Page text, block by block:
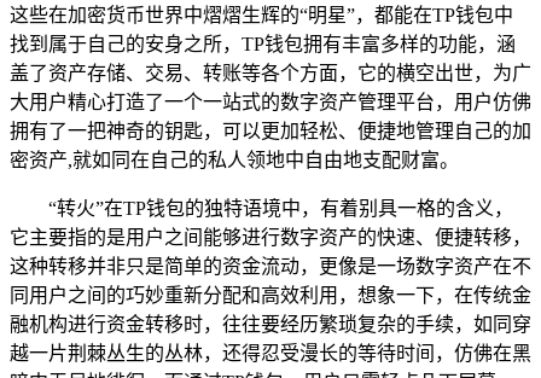
这些在加密货币世界中熠熠生辉的“明星”，都能在TP钱包中
找到属于自己的安身之所，TP钱包拥有丰富多样的功能，涵
盖了资产存储、交易、转账等各个方面，它的横空出世，为广
大用户精心打造了一个一站式的数字资产管理平台，用户仿佛
拥有了一把神奇的钥匙，可以更加轻松、便捷地管理自己的加
密资产,就如同在自己的私人领地中自由地支配财富。
“转火”在TP钱包的独特语境中，有着别具一格的含义，
它主要指的是用户之间能够进行数字资产的快速、便捷转移，
这种转移并非只是简单的资金流动，更像是一场数字资产在不
同用户之间的巧妙重新分配和高效利用，想象一下，在传统金
融机构进行资金转移时，往往要经历繁琐复杂的手续，如同穿
越一片荆棘丛生的丛林，还得忍受漫长的等待时间，仿佛在黑